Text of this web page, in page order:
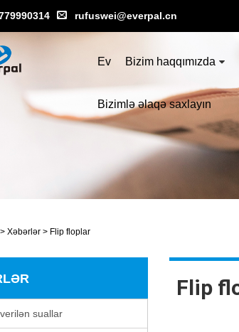
rufuswei@everpal.cn
Ev Bizim haqqımızda
Bizimlə əlaqə saxlayın
> Xəbərlər > Flip floplar
suallar
Flip